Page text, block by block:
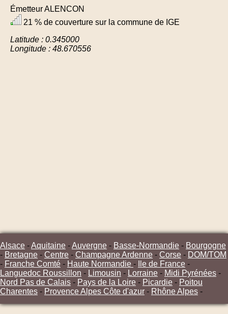
Émetteur ALENCON
21 % de couverture sur la commune de IGE
Latitude : 0.345000
Longitude : 48.670556
Alsace -Aquitaine -Auvergne - Basse-Normandie - Bourgogne
- Bretagne - Centre - Champagne Ardenne - Corse - DOM/TOM
- Franche Comté - Haute Normandie - Ile de France -
Languedoc Roussillon - Limousin - Lorraine - Midi Pyrénées -
Nord Pas de Calais - Pays de la Loire - Picardie - Poitou
Charentes - Provence Alpes Côte d'azur - Rhône Alpes -